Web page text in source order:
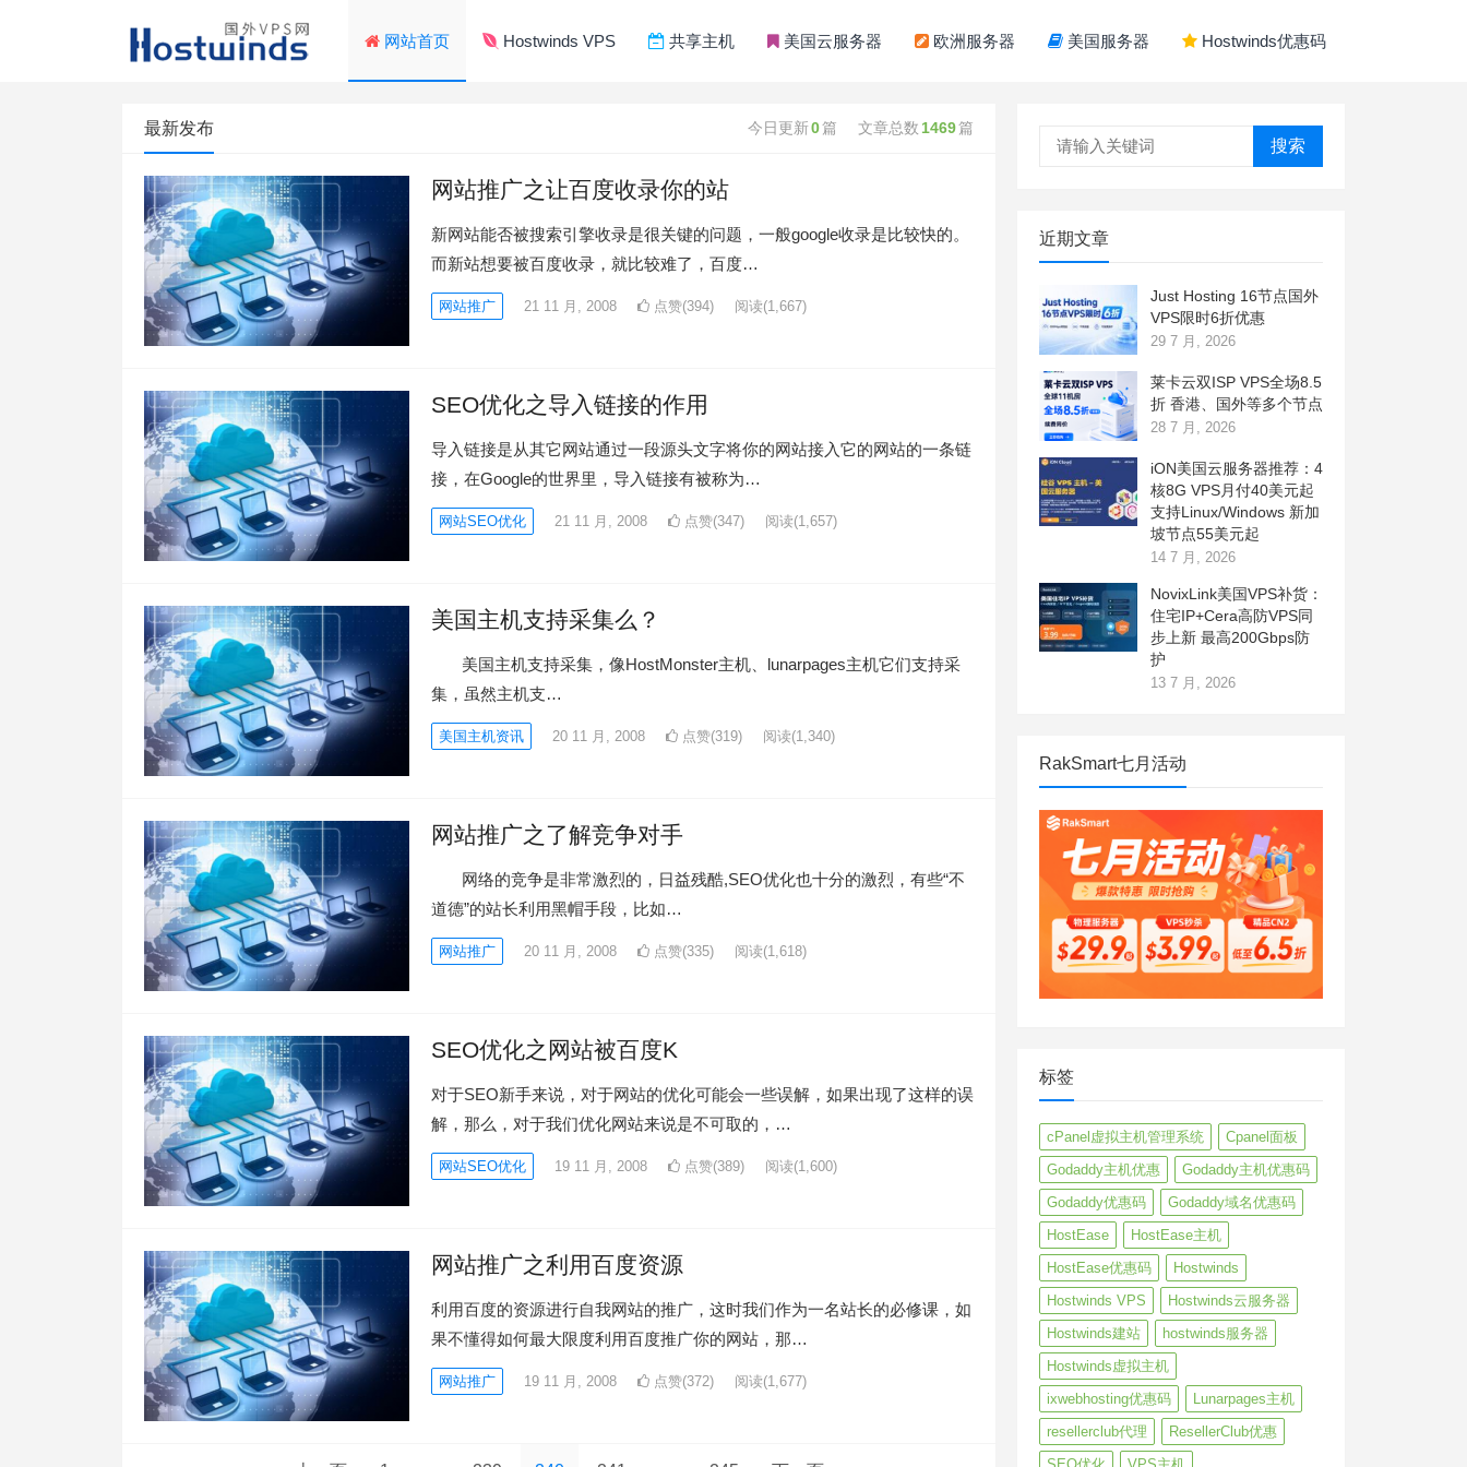
网站首页 Hostwinds VPS 共享主机 美国云服务器 欧洲服务器 美国服务器 Hostwinds优惠码
最新发布 今日更新0篇 文章总数 1469篇
网站推广之让百度收录你的站
新网站能否被搜索引擎收录是很关键的问题，一般google收录是比较快的。
而新站想要被百度收录，就比较难了，百度…
网站推广 21 11 月, 2008 点赞(394) 阅读(1,667)
SEO优化之导入链接的作用
导入链接是从其它网站通过一段源头文字将你的网站接入它的网站的一条链
接，在Google的世界里，导入链接有被称为…
网站SEO优化 21 11 月, 2008 点赞(347) 阅读(1,657)
美国主机支持采集么？
美国主机支持采集，像HostMonster主机、lunarpages主机它们支持采
集，虽然主机支…
美国主机资讯 20 11 月, 2008 点赞(319) 阅读(1,340)
网站推广之了解竞争对手
网络的竞争是非常激烈的，日益残酷,SEO优化也十分的激烈，有些“不
道德”的站长利用黑帽手段，比如…
网站推广 20 11 月, 2008 点赞(335) 阅读(1,618)
SEO优化之网站被百度K
对于SEO新手来说，对于网站的优化可能会一些误解，如果出现了这样的误
解，那么，对于我们优化网站来说是不可取的，…
网站SEO优化 19 11 月, 2008 点赞(389) 阅读(1,600)
网站推广之利用百度资源
利用百度的资源进行自我网站的推广，这时我们作为一名站长的必修课，如
果不懂得如何最大限度利用百度推广你的网站，那…
网站推广 19 11 月, 2008 点赞(372) 阅读(1,677)
搜索
近期文章
Just Hosting 16节点国外
VPS限时6折优惠
29 7 月, 2026
莱卡云双ISP VPS全场8.5
折 香港、国外等多个节点
28 7 月, 2026
iON美国云服务器推荐：4
核8G VPS月付40美元起
支持Linux/Windows 新加
坡节点55美元起
14 7 月, 2026
NovixLink美国VPS补货：
住宅IP+Cera高防VPS同
步上新 最高200Gbps防
护
13 7 月, 2026
RakSmart七月活动
标签
cPanel虚拟主机管理系统
Cpanel面板
Godaddy主机优惠
Godaddy主机优惠码
Godaddy优惠码
Godaddy域名优惠码
HostEase
HostEase主机
HostEase优惠码
Hostwinds
Hostwinds VPS
Hostwinds云服务器
Hostwinds建站
hostwinds服务器
Hostwinds虚拟主机
ixwebhosting优惠码
Lunarpages主机
resellerclub代理
ResellerClub优惠